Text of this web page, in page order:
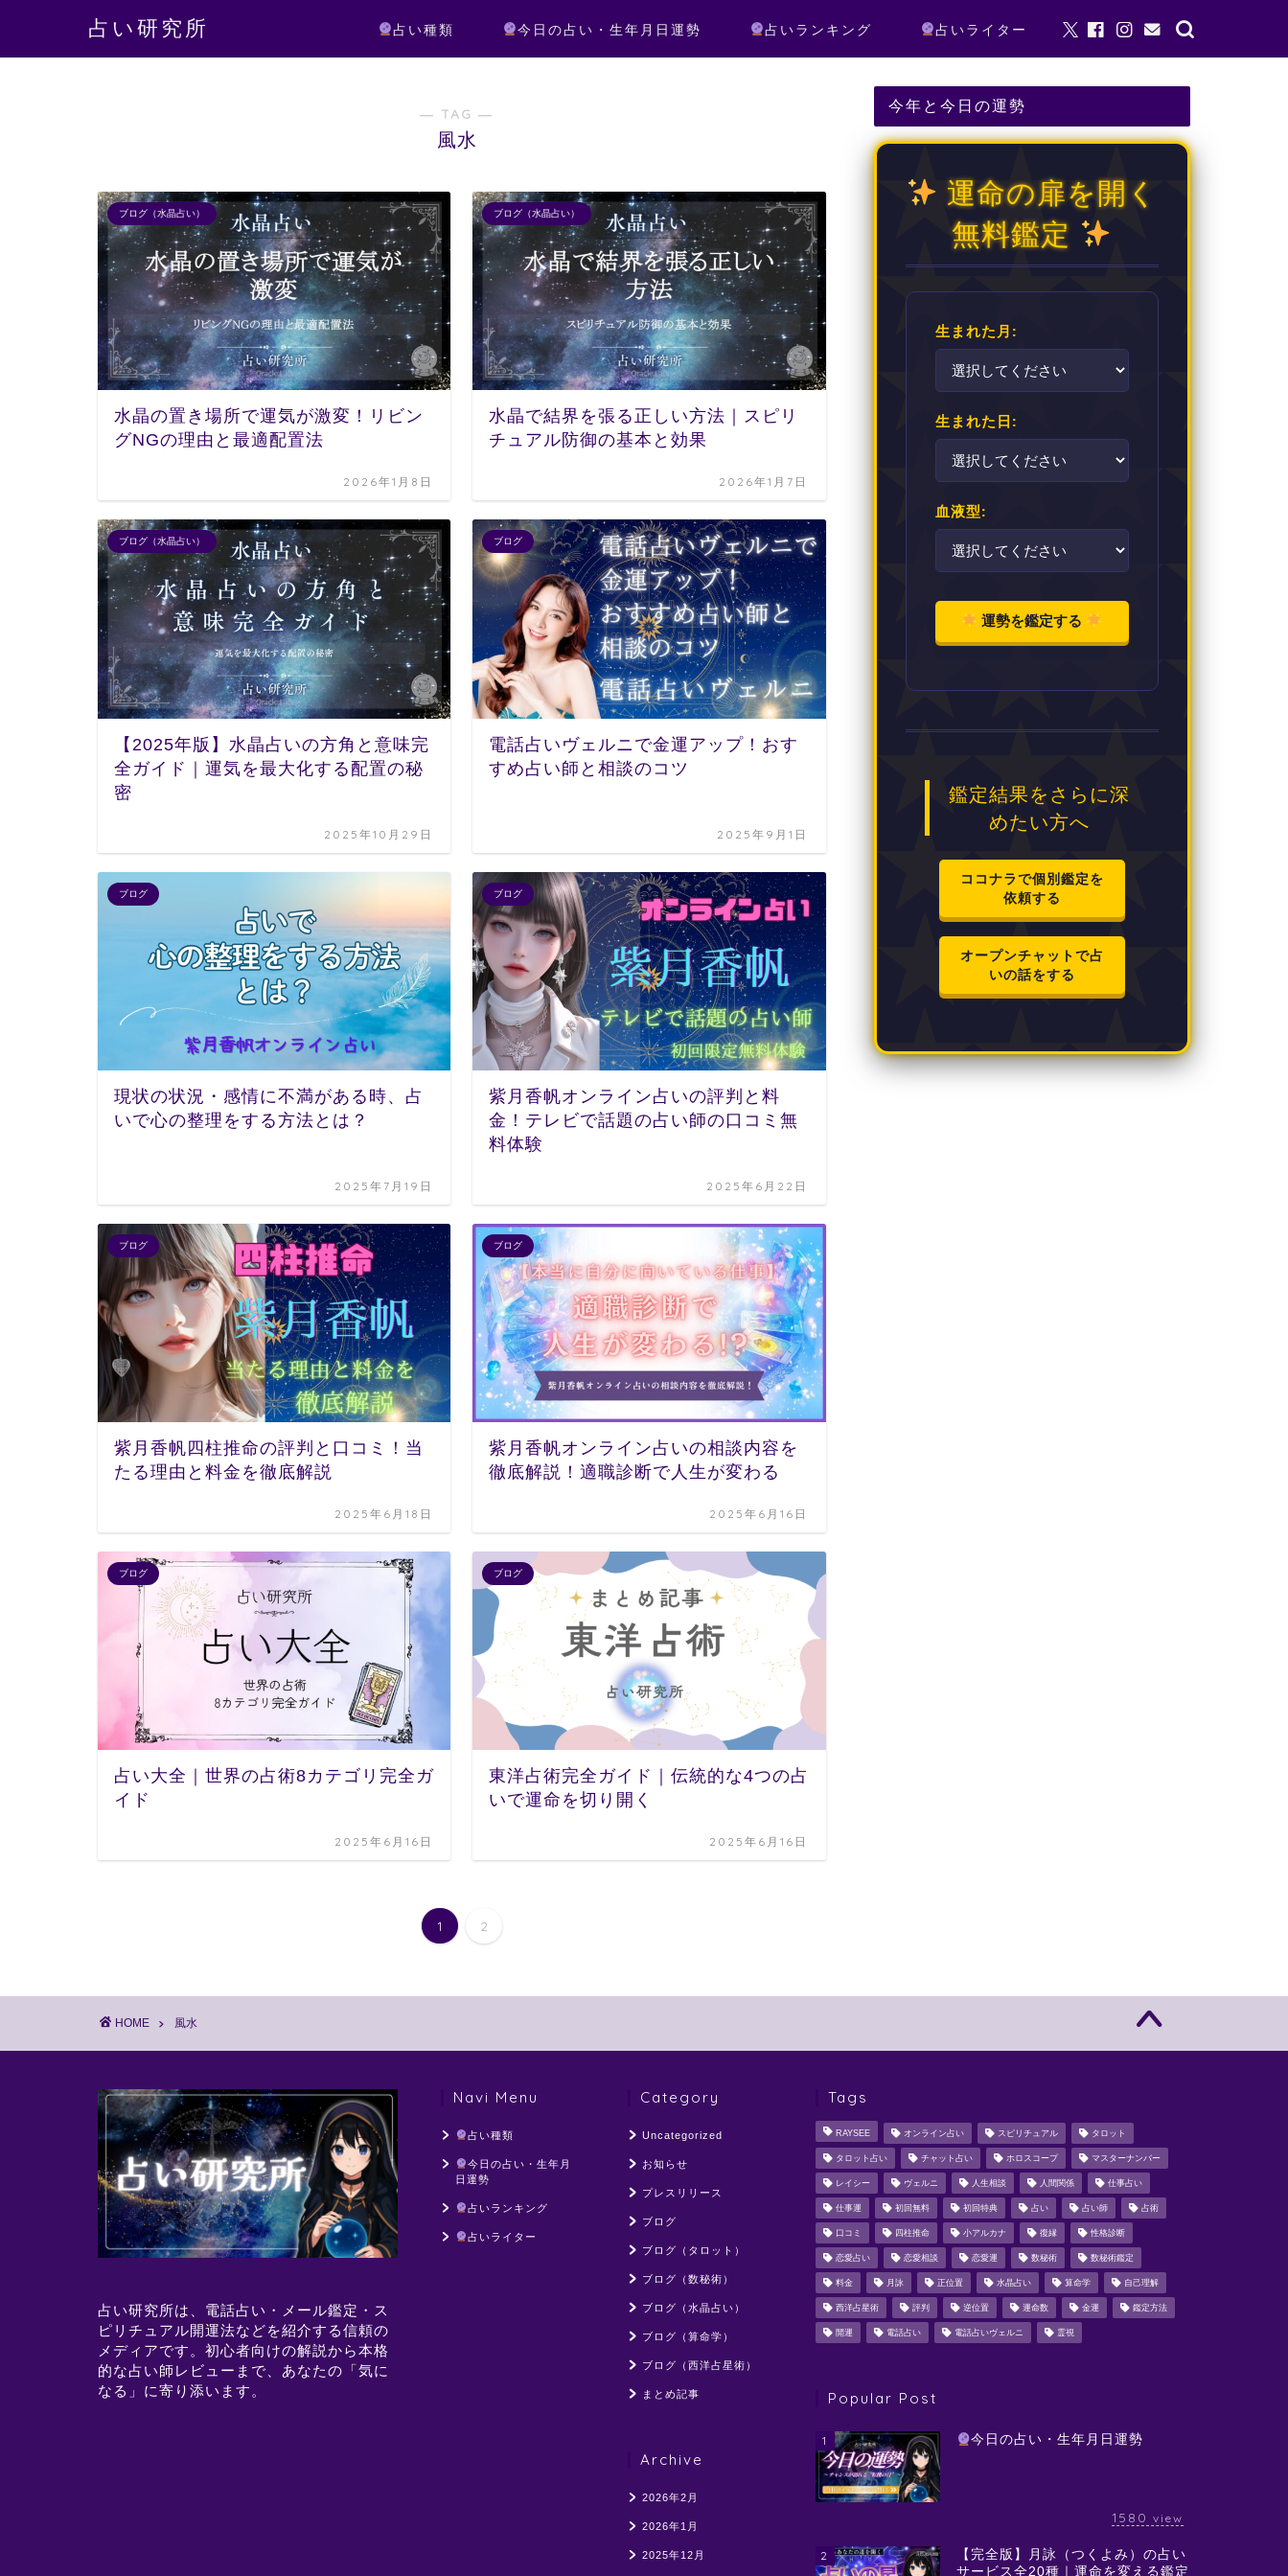
占い研究所 占い種類 今日の占い・生年月日運勢 占いランキング 占いライター
― TAG ―
風水
ブログ（水晶占い）
水晶の置き場所で運気が激変！リビン
グNGの理由と最適配置法
2026年1月8日
ブログ（水晶占い）
水晶で結界を張る正しい方法｜スピリ
チュアル防御の基本と効果
2026年1月7日
ブログ（水晶占い）
【2025年版】水晶占いの方角と意味完
全ガイド｜運気を最大化する配置の秘
密
2025年10月29日
ブログ
電話占いヴェルニで金運アップ！おす
すめ占い師と相談のコツ
2025年9月1日
ブログ
現状の状況・感情に不満がある時、占
いで心の整理をする方法とは？
2025年7月19日
ブログ
紫月香帆オンライン占いの評判と料
金！テレビで話題の占い師の口コミ無
料体験
2025年6月22日
ブログ
紫月香帆四柱推命の評判と口コミ！当
たる理由と料金を徹底解説
2025年6月18日
ブログ
紫月香帆オンライン占いの相談内容を
徹底解説！適職診断で人生が変わる
2025年6月16日
ブログ
占い大全｜世界の占術8カテゴリ完全ガ
イド
2025年6月16日
ブログ
東洋占術完全ガイド｜伝統的な4つの占
いで運命を切り開く
2025年6月16日
1 2
今年と今日の運勢
運命の扉を開く
無料鑑定
生まれた月:
生まれた日:
血液型:
運勢を鑑定する
鑑定結果をさらに深
めたい方へ
ココナラで個別鑑定を
依頼する
オープンチャットで占
いの話をする
HOME 風水
占い研究所は、電話占い・メール鑑定・ス
ピリチュアル開運法などを紹介する信頼の
メディアです。初心者向けの解説から本格
的な占い師レビューまで、あなたの「気に
なる」に寄り添います。
Navi Menu
占い種類
今日の占い・生年月
日運勢
占いランキング
占いライター
Category
Uncategorized
お知らせ
プレスリリース
ブログ
ブログ（タロット）
ブログ（数秘術）
ブログ（水晶占い）
ブログ（算命学）
ブログ（西洋占星術）
まとめ記事
Archive
2026年2月
2026年1月
2025年12月
Tags
RAYSEE オンライン占い スピリチュアル タロット
タロット占い チャット占い ホロスコープ マスターナンバー
レイシー ヴェルニ 人生相談 人間関係 仕事占い
仕事運 初回無料 初回特典 占い 占い師 占術
口コミ 四柱推命 小アルカナ 復縁 性格診断
恋愛占い 恋愛相談 恋愛運 数秘術 数秘術鑑定
料金 月詠 正位置 水晶占い 算命学 自己理解
西洋占星術 評判 逆位置 運命数 金運 鑑定方法
開運 電話占い 電話占いヴェルニ 霊視
Popular Post
1 今日の占い・生年月日運勢
1580 view
2
【完全版】月詠（つくよみ）の占い
サービス全20種｜運命を変える鑑定